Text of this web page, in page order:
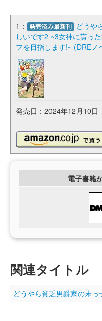
1： 発売済み最新刊 どうや
しいです2 ~3女神に貰っ
フを目指します!~ (DREノ
発売日：2024年12月10日
電子書籍
関連タイトル
どうやら貧乏男爵家の末